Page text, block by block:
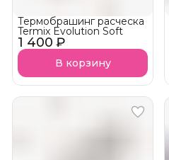
1 400 ₽
Термобрашинг расческа
Termix Evolution Soft
В корзину